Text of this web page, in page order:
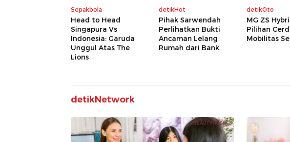
Sepakbola
Head to Head
Singapura Vs
Indonesia: Garuda
Unggul Atas The
Lions
detikHot
Pihak Sarwendah
Perlihatkan Bukti
Ancaman Lelang
Rumah dari Bank
detikOto
MG ZS
Pilihan
Mobilitas
detikNetwork